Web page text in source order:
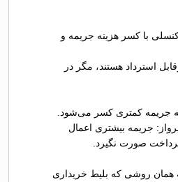
با کسر هزینه جریمه و
استرداد هستند، مگر در
جریمه کمتری کسر می‌شود.
جریمه بیشتری اعمال
صورت نگیرد.
همان روشی که بلیط خریداری